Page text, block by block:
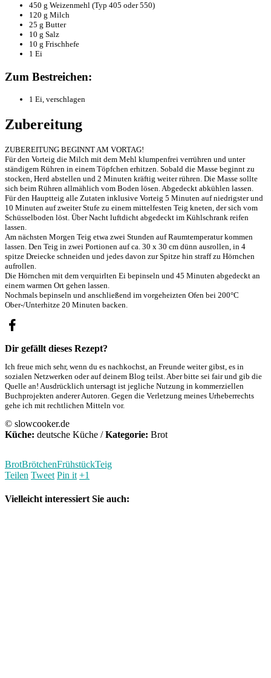
450 g Weizenmehl (Typ 405 oder 550)
120 g Milch
25 g Butter
10 g Salz
10 g Frischhefe
1 Ei
Zum Bestreichen:
1 Ei, verschlagen
Zubereitung
ZUBEREITUNG BEGINNT AM VORTAG!
Für den Vorteig die Milch mit dem Mehl klumpenfrei verrühren und unter
ständigem Rühren in einem Töpfchen erhitzen. Sobald die Masse beginnt zu
stocken, Herd abstellen und 2 Minuten kräftig weiter rühren. Die Masse sollte
sich beim Rühren allmählich vom Boden lösen. Abgedeckt abkühlen lassen.
Für den Hauptteig alle Zutaten inklusive Vorteig 5 Minuten auf niedrigster und
10 Minuten auf zweiter Stufe zu einem mittelfesten Teig kneten, der sich vom
Schüsselboden löst. Über Nacht luftdicht abgedeckt im Kühlschrank reifen
lassen.
Am nächsten Morgen Teig etwa zwei Stunden auf Raumtemperatur kommen
lassen. Den Teig in zwei Portionen auf ca. 30 x 30 cm dünn ausrollen, in 4
spitze Dreiecke schneiden und jedes davon zur Spitze hin straff zu Hörnchen
aufrollen.
Die Hörnchen mit dem verquirlten Ei bepinseln und 45 Minuten abgedeckt an
einem warmen Ort gehen lassen.
Nochmals bepinseln und anschließend im vorgeheizten Ofen bei 200°C
Ober-/Unterhitze 20 Minuten backen.
Dir gefällt dieses Rezept?
Ich freue mich sehr, wenn du es nachkochst, an Freunde weiter gibst, es in
sozialen Netzwerken oder auf deinem Blog teilst. Aber bitte sei fair und gib die
Quelle an! Ausdrücklich untersagt ist jegliche Nutzung in kommerziellen
Buchprojekten anderer Autoren. Gegen die Verletzung meines Urheberrechts
gehe ich mit rechtlichen Mitteln vor.
© slowcooker.de
Küche: deutsche Küche / Kategorie: Brot
BrotBrötchenFrühstückTeig
Teilen Tweet Pin it +1
Vielleicht interessiert Sie auch: